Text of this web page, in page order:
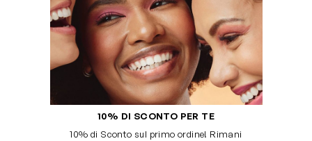
10% DI SCONTO PER TE
10% di Sconto sul primo ordine! Rimani